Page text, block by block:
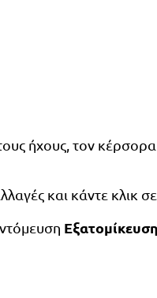
τον κέρσορα
και κάντε κλικ σε
Εξατομίκευση